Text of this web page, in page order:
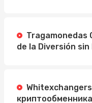
Tragamonedas
de la Diversión sin